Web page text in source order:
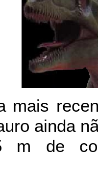
mais
ainda
m de